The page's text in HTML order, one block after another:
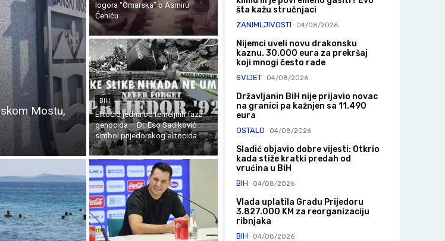
Mostu,
logora “Omarska” o Asmiru
Ćehiću
BIH
Elitocid jedna od temeljnih faza
genocida – Dr. Eso Sadiković
simbol prijedorskog elitocida
šta kažu stručnjaci
ZANIMLJIVOSTI 04/08/2026
Nijemci uveli novu drakonsku
kaznu. 30.000 eura za prekršaj
koji mnogi često rade
SVIJET 04/08/2026
Državljanin BiH nije prijavio novac
na granici pa kažnjen sa 11.490
eura
OSTALO 04/08/2026
Sladić objavio dobre vijesti: Otkrio
kada stiže kratki predah od
vrućina u BiH
BIH 04/08/2026
Vlada uplatila Gradu Prijedoru
3.827.000 KM za reorganizaciju
ribnjaka
BIH 04/08/2026